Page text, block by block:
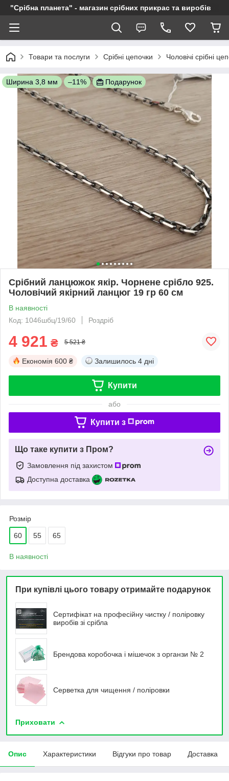
"Срібна планета" - магазин срібних прикрас та виробів
Товари та послуги Срібні цепочки Чоловічі срібні
Ширина 3,8 мм –11% Подарунок
Срібний ланцюжок якір. Чорнене срібло 925.
Чоловічий якірний ланцюг 19 гр 60 см
В наявності
Код: 1046шбц/19/60
Роздріб
4 921 ₴ 5 521 ₴
Економія 600 ₴ Залишилось 4 дні
Купити
або
Купити з
Що таке купити з Пром?
Замовлення під захистом
Доступна доставка
Розмір
60 55 65
В наявності
При купівлі цього товару отримайте подарунок
Сертифікат на професійну чистку / поліровку
виробів зі срібла
Брендова коробочка і мішечок з органзи № 2
Серветка для чищення / поліровки
Приховати
Опис Характеристики Відгуки про товар Доставка